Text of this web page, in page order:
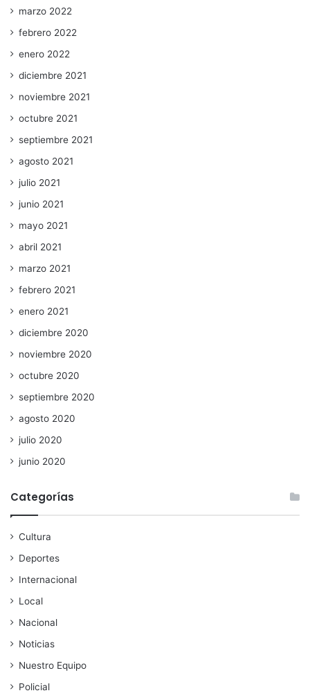
marzo 2022
febrero 2022
enero 2022
diciembre 2021
noviembre 2021
octubre 2021
septiembre 2021
agosto 2021
julio 2021
junio 2021
mayo 2021
abril 2021
marzo 2021
febrero 2021
enero 2021
diciembre 2020
noviembre 2020
octubre 2020
septiembre 2020
agosto 2020
julio 2020
junio 2020
Categorías
Cultura
Deportes
Internacional
Local
Nacional
Noticias
Nuestro Equipo
Policial